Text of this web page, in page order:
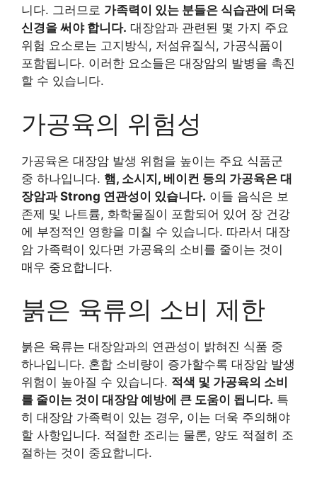
니다. 그러므로 가족력이 있는 분들은 식습관에 더욱
신경을 써야 합니다. 대장암과 관련된 몇 가지 주요
위험 요소로는 고지방식, 저섬유질식, 가공식품이
포함됩니다. 이러한 요소들은 대장암의 발병을 촉진
할 수 있습니다.
가공육의 위험성
가공육은 대장암 발생 위험을 높이는 주요 식품군
중 하나입니다. 햄, 소시지, 베이컨 등의 가공육은 대
장암과 Strong 연관성이 있습니다. 이들 음식은 보
존제 및 나트륨, 화학물질이 포함되어 있어 장 건강
에 부정적인 영향을 미칠 수 있습니다. 따라서 대장
암 가족력이 있다면 가공육의 소비를 줄이는 것이
매우 중요합니다.
붉은 육류의 소비 제한
붉은 육류는 대장암과의 연관성이 밝혀진 식품 중
하나입니다. 혼합 소비량이 증가할수록 대장암 발생
위험이 높아질 수 있습니다. 적색 및 가공육의 소비
를 줄이는 것이 대장암 예방에 큰 도움이 됩니다. 특
히 대장암 가족력이 있는 경우, 이는 더욱 주의해야
할 사항입니다. 적절한 조리는 물론, 양도 적절히 조
절하는 것이 중요합니다.